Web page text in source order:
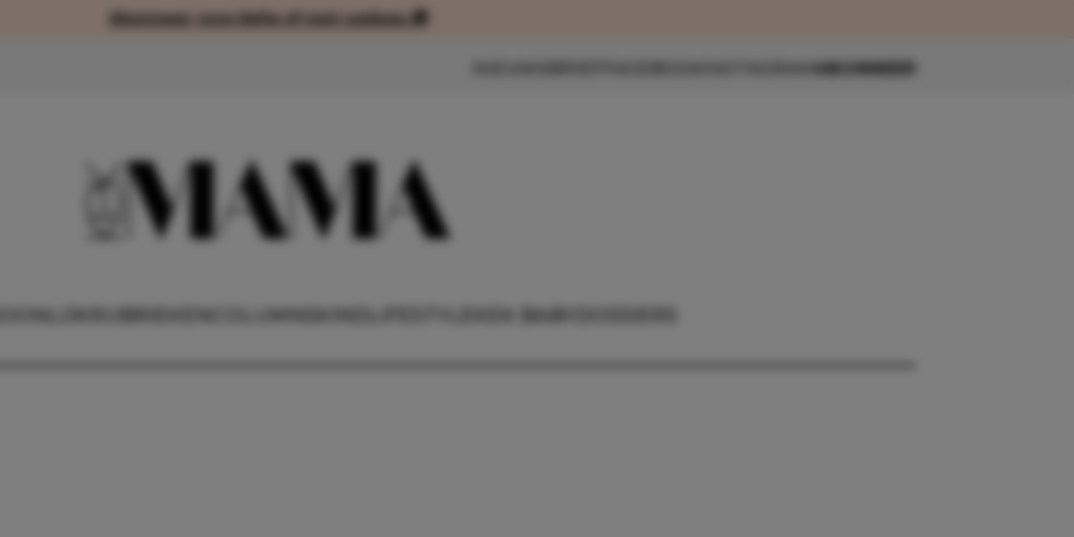
Abonneer voordelig of met cadeau 🎁Abonneer voordelig of met cadeau 🎁
ABONNEER